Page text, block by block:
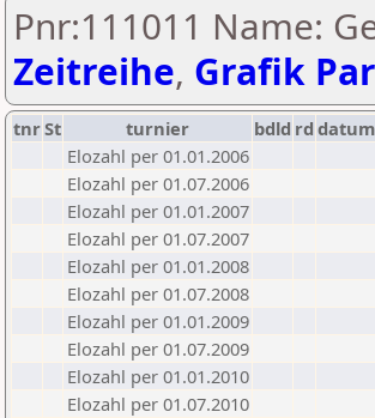
Pnr:111011 Name:
Zeitreihe, Grafik
tnrSt turnier bdld rd datum
Elozahl per 01.01.2006
Elozahl per 01.07.2006
Elozahl per 01.01.2007
Elozahl per 01.07.2007
Elozahl per 01.01.2008
Elozahl per 01.07.2008
Elozahl per 01.01.2009
Elozahl per 01.07.2009
Elozahl per 01.01.2010
Elozahl per 01.07.2010